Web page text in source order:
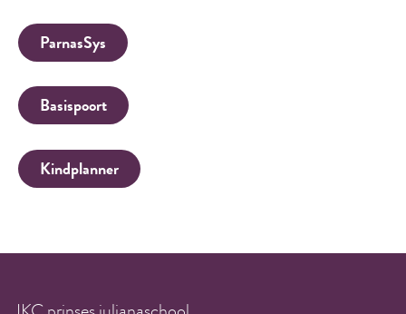
ParnasSys
Basispoort
Kindplanner